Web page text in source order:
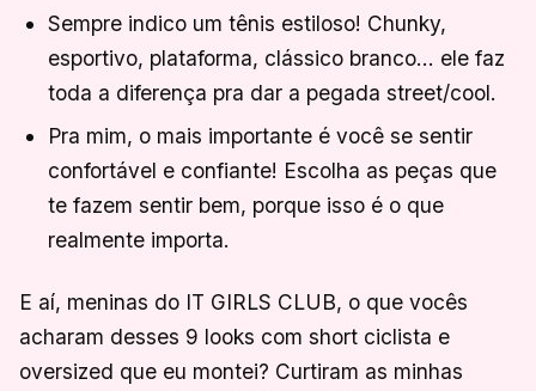
Sempre indico um tênis estiloso! Chunky,
esportivo, plataforma, clássico branco… ele faz
toda a diferença pra dar a pegada street/cool.
Pra mim, o mais importante é você se sentir
confortável e confiante! Escolha as peças que
te fazem sentir bem, porque isso é o que
realmente importa.
E aí, meninas do IT GIRLS CLUB, o que vocês
acharam desses 9 looks com short ciclista e
oversized que eu montei? Curtiram as minhas